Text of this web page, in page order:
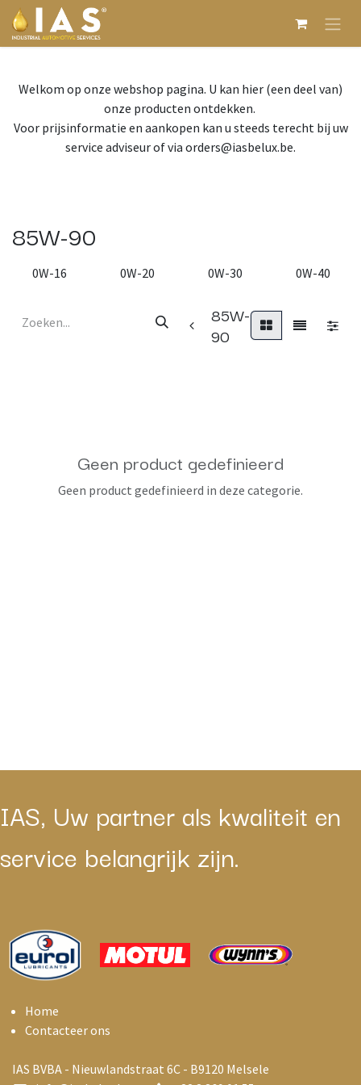
Overslaan naar inhoud
Welkom op onze webshop pagina. U kan hier (een deel van)
onze producten ontdekken.
Voor prijsinformatie en aankopen kan u steeds terecht bij uw
service adviseur of via orders@iasbelux.be.
85W-90
0W-16 0W-20 0W-30 0W-40
85W-
90
Geen product gedefinieerd
Geen product gedefinieerd in deze categorie.
IAS, Uw partner als kwaliteit en
service belangrijk zijn.
Home
Contacteer ons
IAS BVBA - Nieuwlandstraat 6C - B9120 Melsele